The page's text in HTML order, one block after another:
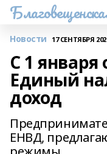
Новости 17 СЕНТЯБРЯ
С 1 января
Единый
доход
ЕНВД,